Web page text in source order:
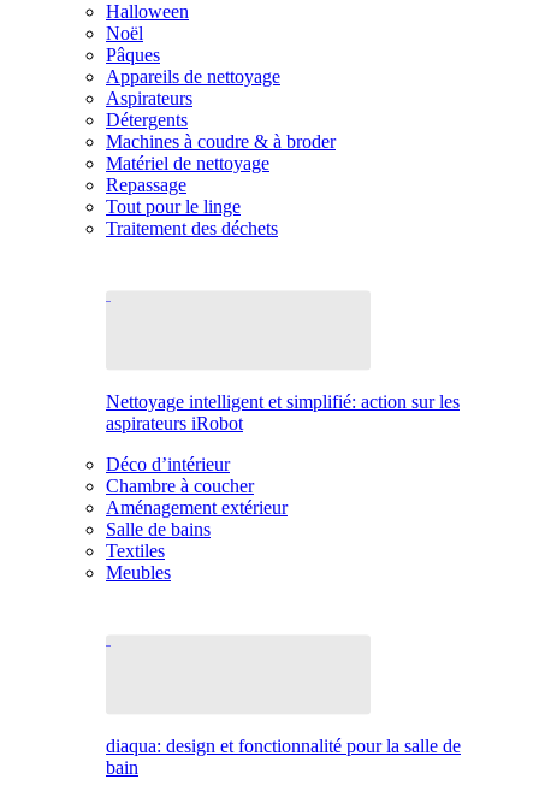
Halloween
Noël
Pâques
Appareils de nettoyage
Aspirateurs
Détergents
Machines à coudre & à broder
Matériel de nettoyage
Repassage
Tout pour le linge
Traitement des déchets
Nettoyage intelligent et simplifié: action sur les
aspirateurs iRobot
Déco d’intérieur
Chambre à coucher
Aménagement extérieur
Salle de bains
Textiles
Meubles
diaqua: design et fonctionnalité pour la salle de
bain